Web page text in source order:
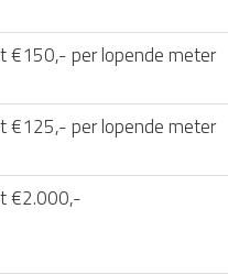
€150,- per lopende meter
€125,- per lopende meter
€2.000,-